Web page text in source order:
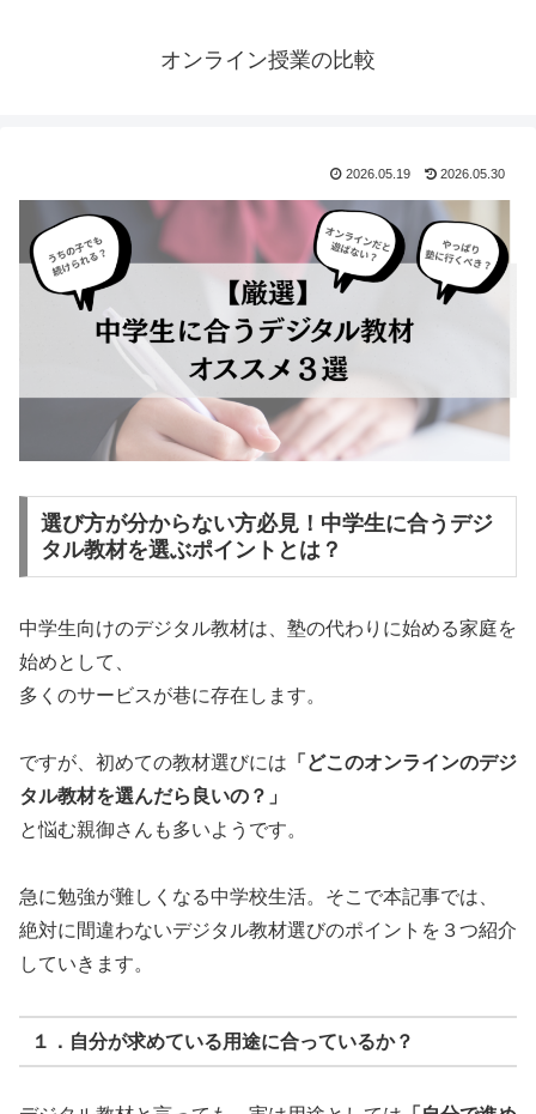
オンライン授業の比較
2026.05.19 2026.05.30
選び方が分からない方必見！中学生に合うデジ
タル教材を選ぶポイントとは？
中学生向けのデジタル教材は、塾の代わりに始める家庭を
始めとして、
多くのサービスが巷に存在します。
ですが、初めての教材選びには 「どこのオンラインのデジ
タル教材を選んだら良いの？」
と悩む親御さんも多いようです。
急に勉強が難しくなる中学校生活。そこで本記事では、
絶対に間違わないデジタル教材選びのポイントを３つ紹介
していきます。
１．自分が求めている用途に合っているか？